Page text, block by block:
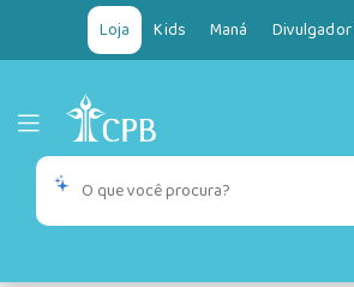
Loja Kids Maná Divulgador